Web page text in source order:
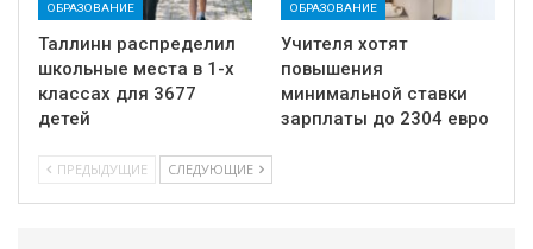
ОБРАЗОВАНИЕ
Таллинн распределил
школьные места в 1-х
классах для 3677
детей
ОБРАЗОВАНИЕ
Учителя хотят
повышения
минимальной ставки
зарплаты до 2304 евро
ПРЕДЫДУЩИЕ СЛЕДУЮЩИЕ